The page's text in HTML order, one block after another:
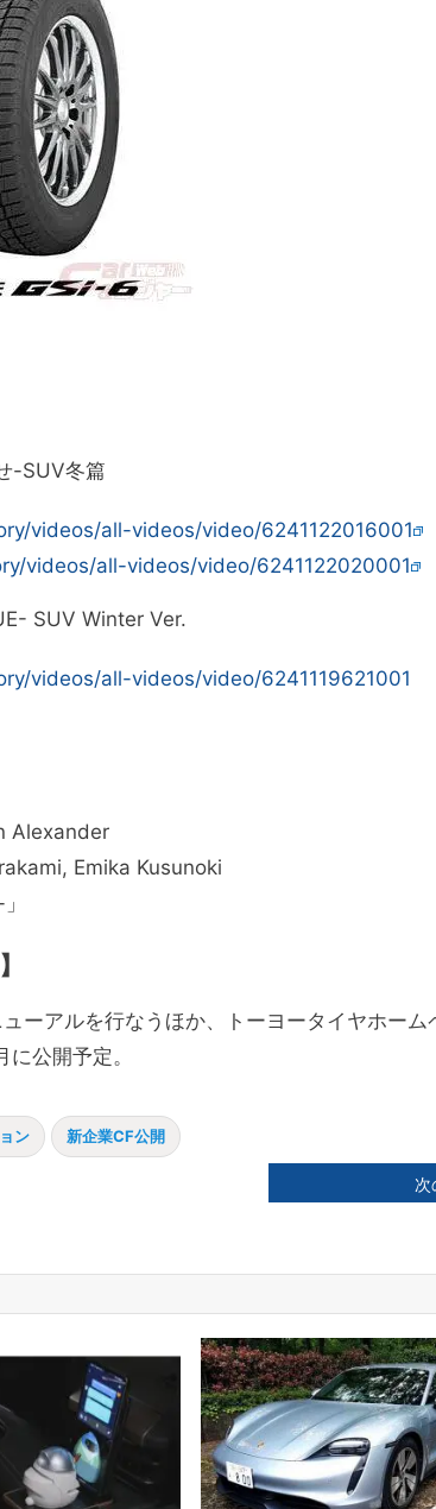
-SUV冬篇
videos/all-videos/video/6241122016001
videos/all-videos/video/6241122020001
SUV Winter Ver.
videos/all-videos/video/6241119621001
Alexander
Emika Kusunoki
ーアルを行なうほか、トーヨータイヤホーム
公開予定。
ン 新企業CF公開
次